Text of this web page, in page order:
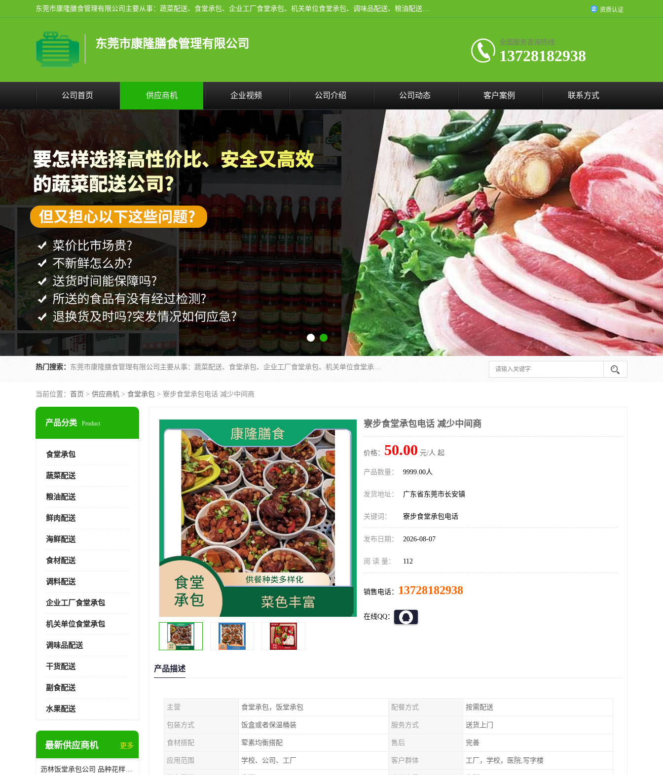
东莞市康隆膳食管理有限公司主要从事：蔬菜配送、食堂承包、企业工厂食堂承包、机关单位食堂承包、调味品配送、粮油配送、干货配送、副食配送、水果配送、海鲜配送等业务，东莞蔬菜配送电话，咨询在线客服。 资质认证
东莞市康隆膳食管理有限公司 全国服务咨询热线:
13728182938
公司首页 供应商机 企业视频 公司介绍 公司动态 客户案例 联系方式
热门搜索： 东莞市康隆膳食管理有限公司主要从事：蔬菜配送、食堂承包、企业工厂食堂承包、机关单位食堂承包、调味品配送、粮油配送、干货配送、副食配送、水果配送、海鲜配送等业务，东莞蔬菜配送电话，咨询在线客服。
当前位置： 首页 > 供应商机 > 食堂承包 > 寮步食堂承包电话 减少中间商
产品分类 Product
食堂承包
蔬菜配送
粮油配送
鲜肉配送
海鲜配送
食材配送
调料配送
企业工厂食堂承包
机关单位食堂承包
调味品配送
干货配送
副食配送
水果配送
最新供应商机 更多
沥林饭堂承包公司 品种花样丰富 提高员工饮食质量
寮步食堂承包电话 减少中间商
价格： 50.00 元/人 起
产品数量： 9999.00人
发货地址： 广东省东莞市长安镇
关键词： 寮步食堂承包电话
发布日期： 2026-08-07
阅 读 量： 112
销售电话： 13728182938
在线QQ：
产品描述
主营 食堂承包，饭堂承包 配餐方式 按需配送
包装方式 饭盒或者保温桶装 服务方式 送货上门
食材搭配 荤素均衡搭配 售后 完善
应用范围 学校、公司、工厂 客户群体 工厂，学校，医院,写字楼